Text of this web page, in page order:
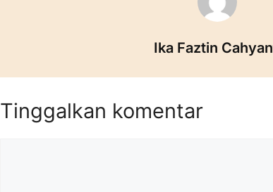
Ika Faztin
Tinggalkan komentar